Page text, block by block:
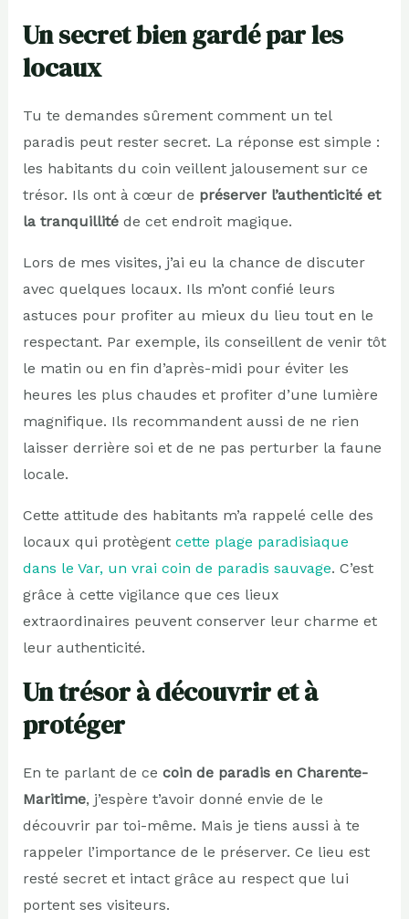
Un secret bien gardé par les
locaux
Tu te demandes sûrement comment un tel
paradis peut rester secret. La réponse est simple :
les habitants du coin veillent jalousement sur ce
trésor. Ils ont à cœur de préserver l’authenticité et
la tranquillitéde cet endroit magique.
Lors de mes visites, j’ai eu la chance de discuter
avec quelques locaux. Ils m’ont confié leurs
astuces pour profiter au mieux du lieu tout en le
respectant. Par exemple, ils conseillent de venir tôt
le matin ou en fin d’après-midi pour éviter les
heures les plus chaudes et profiter d’une lumière
magnifique. Ils recommandent aussi de ne rien
laisser derrière soi et de ne pas perturber la faune
locale.
Cette attitude des habitants m’a rappelé celle des
locaux qui protègent cette plage paradisiaque
dans le Var, un vrai coin de paradis sauvage. C’est
grâce à cette vigilance que ces lieux
extraordinaires peuvent conserver leur charme et
leur authenticité.
Un trésor à découvrir et à
protéger
En te parlant de ce coin de paradis en Charente-
Maritime, j’espère t’avoir donné envie de le
découvrir par toi-même. Mais je tiens aussi à te
rappeler l’importance de le préserver. Ce lieu est
resté secret et intact grâce au respect que lui
portent ses visiteurs.